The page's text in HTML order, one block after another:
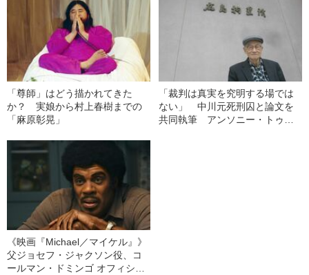
「尊師」はどう描かれてきた
か？ 実娘から村上春樹までの
「麻原彰晃」
「裁判は真実を究明する場では
ない」 中川元死刑囚と論文を
共同執筆 アンソニー・トゥー
《映画『Michael／マイケル』》
父ジョセフ・ジャクソン役、コ
ールマン・ドミンゴ オフィシャ